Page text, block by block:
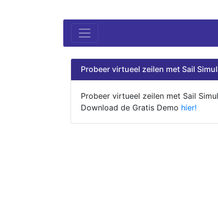
Probeer virtueel zeilen met Sail
Probeer virtueel zeilen met Sail
Download de Gratis Demo hier!